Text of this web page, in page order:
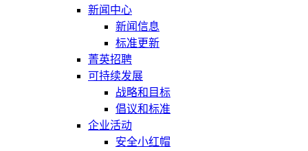
新闻中心
新闻信息
标准更新
菁英招聘
可持续发展
战略和目标
倡议和标准
企业活动
安全小红帽